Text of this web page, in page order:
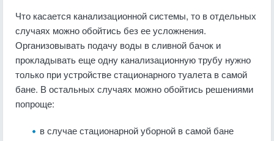
Что касается канализационной системы, то в отдельных
случаях можно обойтись без ее усложнения.
Организовывать подачу воды в сливной бачок и
прокладывать еще одну канализационную трубу нужно
только при устройстве стационарного туалета в самой
бане. В остальных случаях можно обойтись решениями
попроще:
в случае стационарной уборной в самой бане